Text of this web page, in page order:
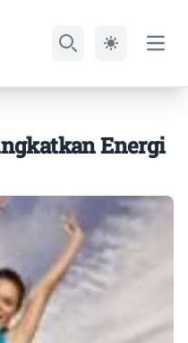
Energi